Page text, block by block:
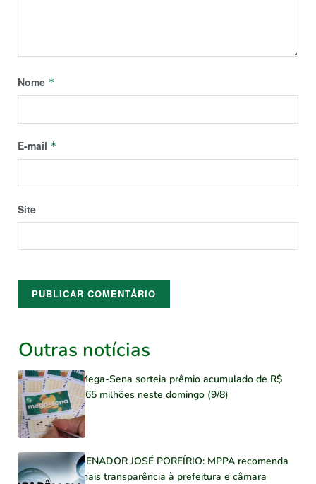
Nome *
E-mail *
Site
Outras notícias
Mega-Sena sorteia prêmio acumulado de R$
165 milhões neste domingo (9/8)
SENADOR JOSÉ PORFÍRIO: MPPA recomenda
mais transparência à prefeitura e câmara